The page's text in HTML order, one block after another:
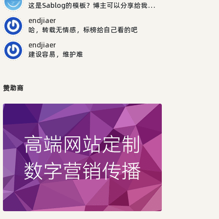
这是Sablog的模板？博主可以分享给我吗，谢谢
endjiaer
哈，转载无情感，标榜给自己看的吧
endjiaer
建设容易，维护难
赞助商